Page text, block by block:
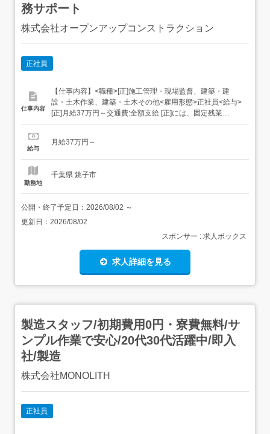
務サポート
株式会社オープンアップコンストラクション
正社員
仕事内容
【仕事内容】<職種>[正]施工管理・現場監督、建築・建
設・土木作業、建築・土木その他<雇用形態>正社員<給与>
[正]月給37万円～交通費:全額支給 [正]には、固定残業
代:49,143円 20時間相当分が含まれます。 上記を超えて残
間:3ヶ月/正社員/月給37万円月給額に下記の一律手当含むエ
給与
月給37万円～
勤務地
千葉県 銚子市
公開・終了予定日： 2026/08/02 ～
更新日： 2026/08/02
スポンサー : 求人ボックス
求人詳細を見る
製造スタッフ/初期費用0円・寮費無料/サ
ンプル作業で安心/20代30代活躍中/即入
社/製造
株式会社MONOLITH
正社員